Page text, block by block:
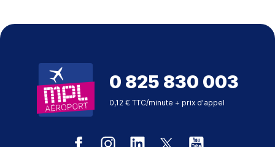
0 825 830 003
0,12 € TTC/minute + prix d'appel